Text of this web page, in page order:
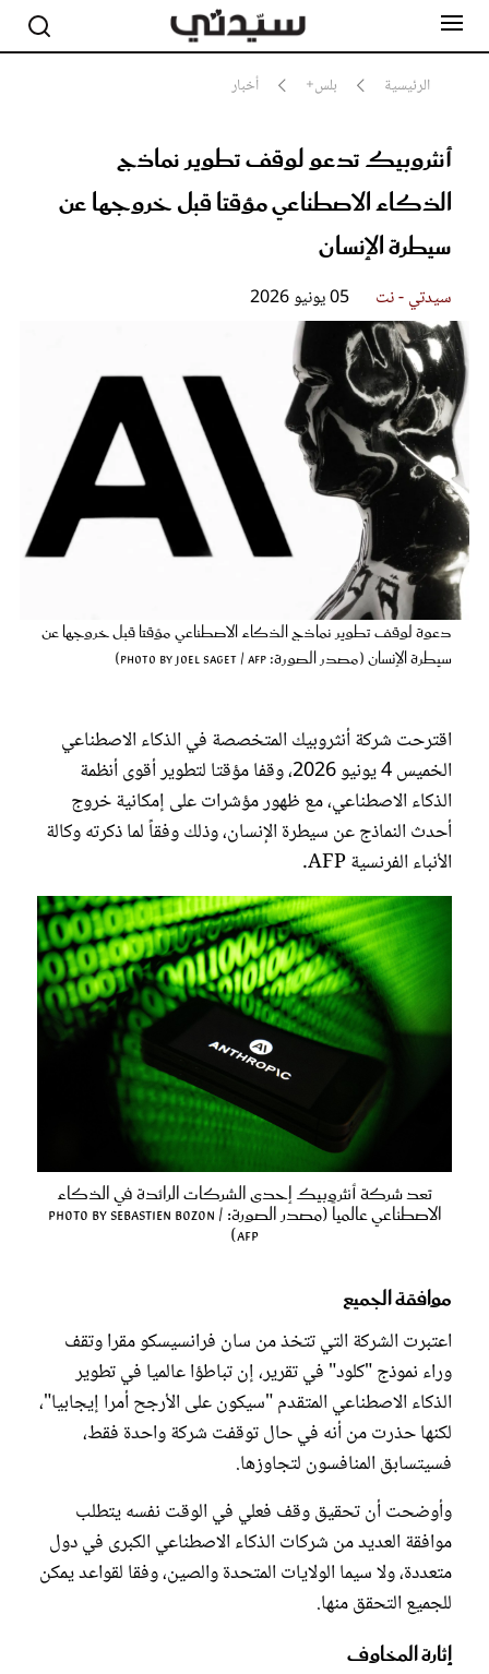
الرئيسية بلس+ أخبار
أنثروبيك تدعو لوقف تطوير نماذج
الذكاء الاصطناعي مؤقتا قبل خروجها عن
سيطرة الإنسان
سيدتي - نت 05 يونيو 2026
دعوة لوقف تطوير نماذج الذكاء الاصطناعي مؤقتا قبل خروجها عن
سيطرة الإنسان (مصدر الصورة: Photo by JOEL SAGET / AFP)
اقترحت شركة أنثروبيك المتخصصة في الذكاء الاصطناعي
الخميس 4 يونيو 2026، وقفا مؤقتا لتطوير أقوى أنظمة
الذكاء الاصطناعي، مع ظهور مؤشرات على إمكانية خروج
أحدث النماذج عن سيطرة الإنسان، وذلك وفقاً لما ذكرته وكالة
الأنباء الفرنسية AFP.
تعد شركة أنثروبيك إحدى الشركات الرائدة في الذكاء
الاصطناعي عالمياً (مصدر الصورة: Photo by SEBASTIEN BOZON /
AFP)
موافقة الجميع
اعتبرت الشركة التي تتخذ من سان فرانسيسكو مقرا وتقف
وراء نموذج "كلود" في تقرير، إن تباطؤا عالميا في تطوير
الذكاء الاصطناعي المتقدم "سيكون على الأرجح أمرا إيجابيا"،
لكنها حذرت من أنه في حال توقفت شركة واحدة فقط،
فسيتسابق المنافسون لتجاوزها.
وأوضحت أن تحقيق وقف فعلي في الوقت نفسه يتطلب
موافقة العديد من شركات الذكاء الاصطناعي الكبرى في دول
متعددة، ولا سيما الولايات المتحدة والصين، وفقا لقواعد يمكن
للجميع التحقق منها.
إثارة المخاوف
مشاهير
جمال
سيدتي وطفلك
بلس+
فيديو
مطبخ سيدتي
مقالات الرأي
ستايل
تقارير
عروس سيدتي
مجلة سيدتي